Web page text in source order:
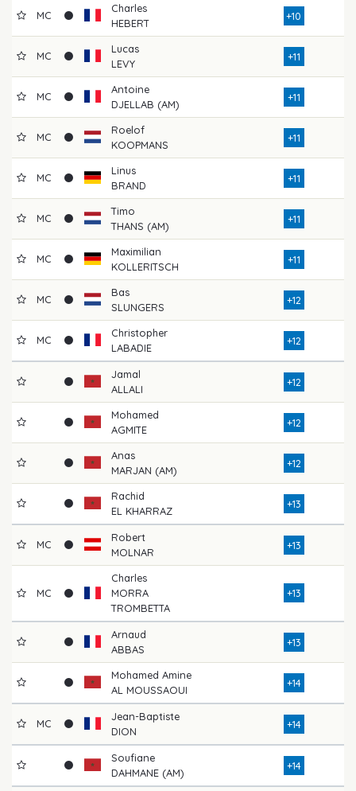
MC
Charles
HEBERT
+10
MC
Lucas
LEVY
+11
MC
Antoine
DJELLAB (AM)
+11
MC
Roelof
KOOPMANS
+11
MC
Linus
BRAND
+11
MC
Timo
THANS (AM)
+11
MC
Maximilian
KOLLERITSCH
+11
MC
Bas
SLUNGERS
+12
MC
Christopher
LABADIE
+12
Jamal
ALLALI
+12
Mohamed
AGMITE
+12
Anas
MARJAN (AM)
+12
Rachid
EL KHARRAZ
+13
MC
Robert
MOLNAR
+13
MC
Charles
MORRA
TROMBETTA
+13
Arnaud
ABBAS
+13
Mohamed Amine
AL MOUSSAOUI
+14
MC
Jean-Baptiste
DION
+14
Soufiane
DAHMANE (AM)
+14